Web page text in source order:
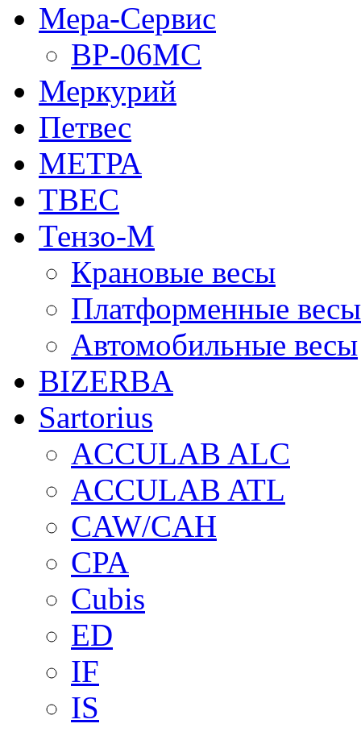
Мера-Сервис
ВР-06МС
Меркурий
Петвес
МЕТРА
ТВЕС
Тензо-М
Крановые весы
Платформенные весы
Автомобильные весы
BIZERBA
Sartorius
ACCULAB ALC
ACCULAB ATL
CAW/CAH
CPA
Cubis
ED
IF
IS